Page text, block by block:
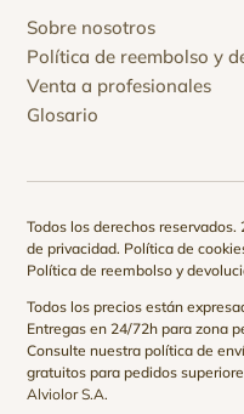
Sobre nosotros
Política de reembolso y
Venta a profesionales
Glosario
Todos los derechos
de privacidad. Política de
Política de reembolso y
Todos los precios están
Entregas en 24/72h para zona
Consulte nuestrapolítica de
gratuitos para pedidos
Alviolor S.A.